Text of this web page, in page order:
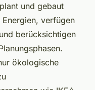
und gebaut
verfügen
berücksichtigen
ökologische